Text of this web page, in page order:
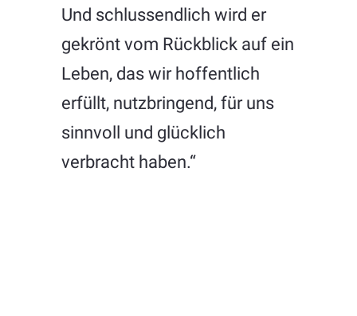
Und schlussendlich wird er
gekrönt vom Rückblick auf ein
Leben, das wir hoffentlich
erfüllt, nutzbringend, für uns
sinnvoll und glücklich
verbracht haben.“